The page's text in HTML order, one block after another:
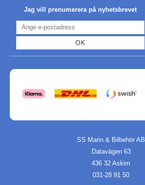
Jag vill prenumerera på nyhetsbrevet
OK
SS Marin & Bilbehör AB
Datavägen 63
436 32 Askim
031-28 91 50